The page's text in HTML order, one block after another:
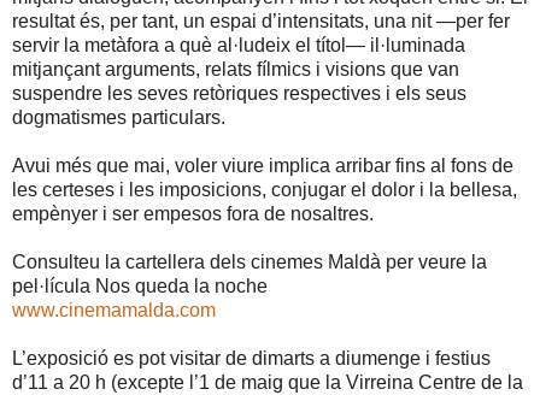
resultat és, per tant, un espai d’intensitats, una nit —per fer
servir la metàfora a què al·ludeix el títol— il·luminada
mitjançant arguments, relats fílmics i visions que van
suspendre les seves retòriques respectives i els seus
dogmatismes particulars.
Avui més que mai, voler viure implica arribar fins al fons de
les certeses i les imposicions, conjugar el dolor i la bellesa,
empènyer i ser empesos fora de nosaltres.
Consulteu la cartellera dels cinemes Maldà per veure la
pel·lícula Nos queda la noche
www.cinemamalda.com
L’exposició es pot visitar de dimarts a diumenge i festius
d’11 a 20 h (excepte l’1 de maig que la Virreina Centre de la